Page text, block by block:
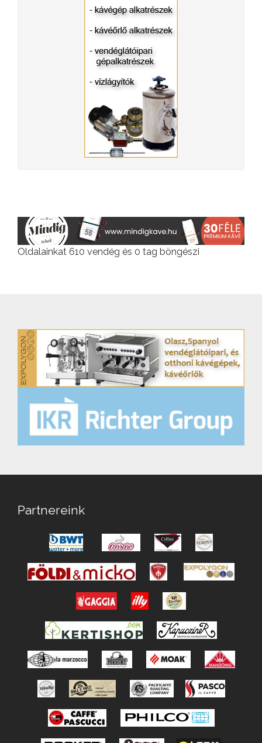
Oldalainkat 610 vendég és 0 tag böngészi
Partnereink